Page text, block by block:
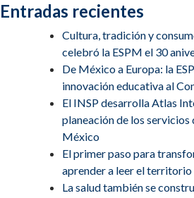
Entradas recientes
Cultura, tradición y
celebró la ESPM el 30
De México a Europa: la
innovación educativa al
El INSP desarrolla Atlas
planeación de los servicios
México
El primer paso para
aprender a leer el territorio
La salud también se